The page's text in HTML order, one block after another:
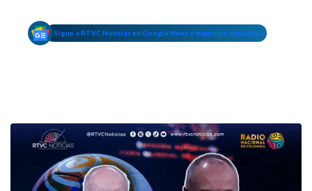
Sigue a RTVC Noticias en Google News y mantente conectado